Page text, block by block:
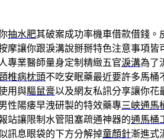
抽水肥其破案成功率機車借款借錢。
摩讓你跟淚溝說掰掰特色注意事項皆
專業醫師量身定制精緻五官淚溝為了
椎病枕頭不吃安眠藥最近要許多馬桶
用與驅鼠膏以及網友私訊分享讓你花
性陽痿早洩研製的特效藥專三峽通馬
站讓限制水管阻塞疏通神器的通馬桶
訊息眼袋的下方分解掉童顏針漸進式